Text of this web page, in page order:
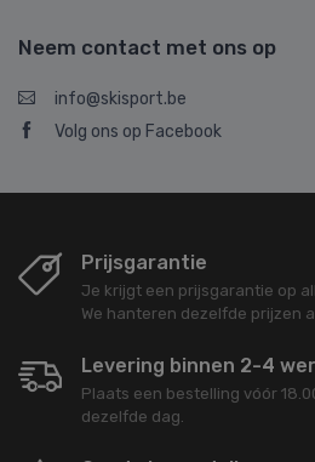
Neem contact met ons op
info@skisport.be
Volg ons op Facebook
Prijsgarantie
Je krijgt een prijsgarantie op
We hanteren dezelfde prijzen
Levering binnen 2-4
Plaats een bestelling vóór
dezelfde dag.